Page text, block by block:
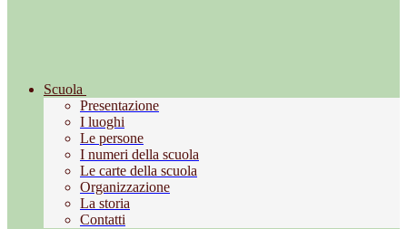
Scuola
Presentazione
I luoghi
Le persone
I numeri della scuola
Le carte della scuola
Organizzazione
La storia
Contatti